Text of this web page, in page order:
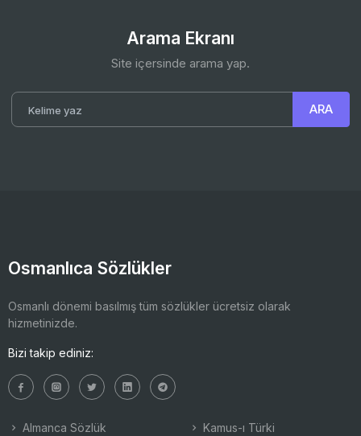
Arama Ekranı
Site içersinde arama yap.
Osmanlıca Sözlükler
Osmanlı dönemi basılmış tüm sözlükler ücretsiz olarak
hizmetinizde.
Bizi takip ediniz:
Almanca Sözlük Kamus-ı Türki